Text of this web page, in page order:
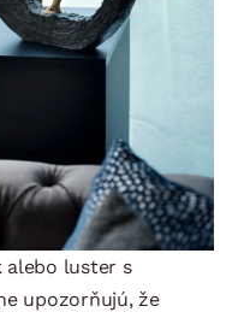
alebo luster s
upozorňujú, že